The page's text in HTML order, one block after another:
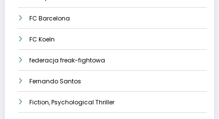
FC Barcelona
FC Koeln
federacja freak-fightowa
Fernando Santos
Fiction, Psychological Thriller